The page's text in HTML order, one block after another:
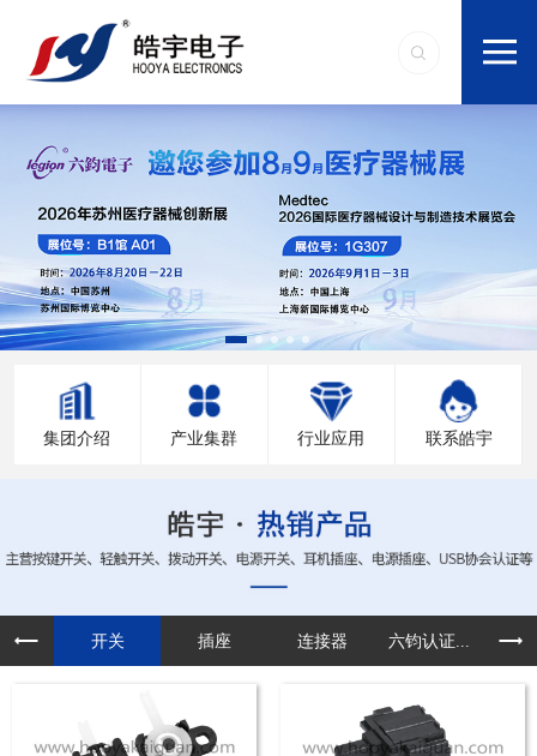
集团介绍 产业集群 行业应用 联系皓宇
开关 插座 连接器 六钧认证... 定